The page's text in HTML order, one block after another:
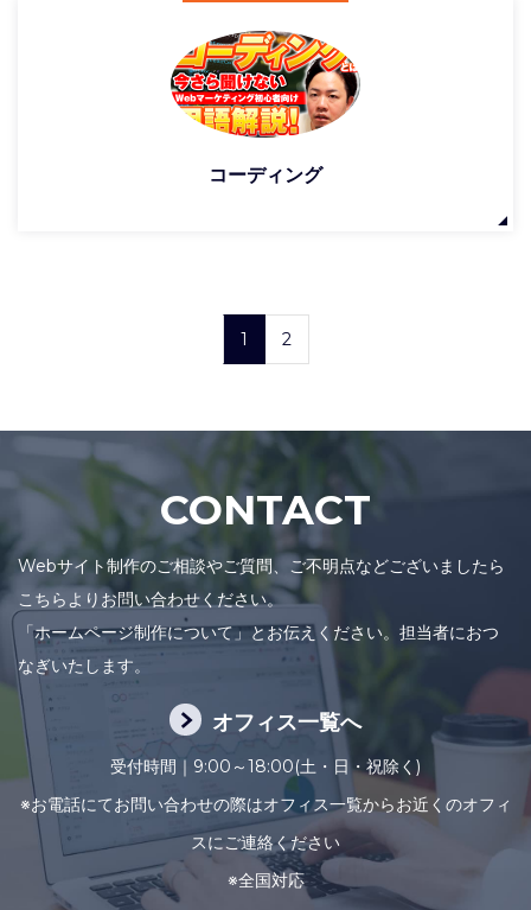
コーディング
1 2
CONTACT
Webサイト制作のご相談やご質問、ご不明点などございましたら
こちらよりお問い合わせください。
「ホームページ制作について」とお伝えください。担当者におつ
なぎいたします。
オフィス一覧へ
受付時間｜9:00～18:00(土・日・祝除く)
※お電話にてお問い合わせの際はオフィス一覧からお近くのオフィ
スにご連絡ください
※全国対応